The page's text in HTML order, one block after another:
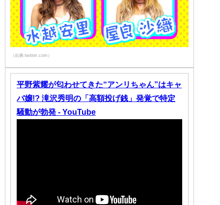
（出典 twitter.com）
平野紫耀が匂わせてきた“アンリちゃん”はキャ
バ嬢!? 滝沢秀明の「高額投げ銭」発覚で特定
騒動が勃発 - YouTube